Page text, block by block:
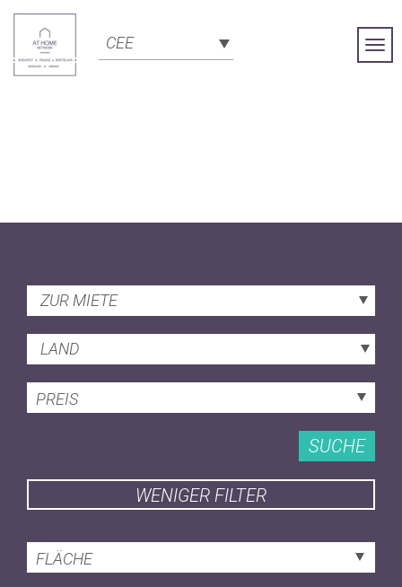
CEE
ZUR MIETE
LAND
PREIS
SUCHE
WENIGER FILTER
FLÄCHE